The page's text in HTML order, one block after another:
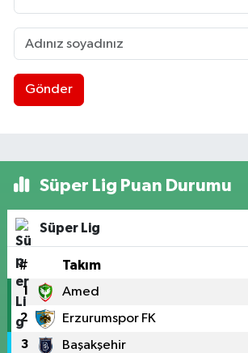
Gönder
Süper Lig Puan Durumu
Süper Lig
# Takım
1 Amed
2 Erzurumspor FK
3 Başakşehir